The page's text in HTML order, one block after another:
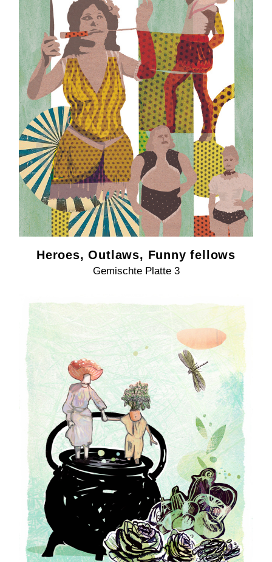
Heroes, Outlaws, Funny fellows
Gemischte Platte 3